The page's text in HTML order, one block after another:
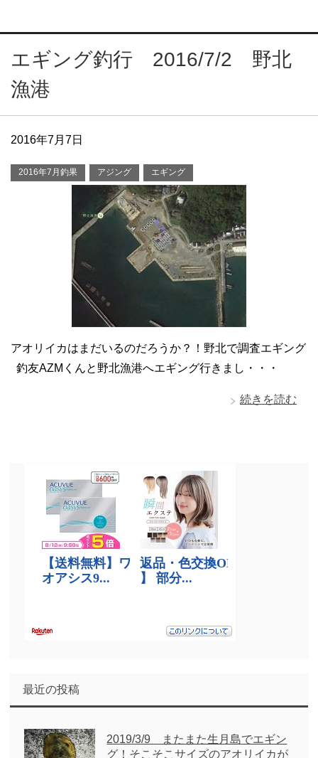
エギング釣行 2016/7/2 野北
漁港
2016年7月7日
2016年7月釣果 アジング エギング
アオリイカはまだいるのだろうか？！野北で調査エギング
釣友AZMくんと野北漁港へエギング行きまし・・・
続きを読む
最近の投稿
2019/3/9 またまた生月島でエギン
グ！そこそこサイズのアオリイカが